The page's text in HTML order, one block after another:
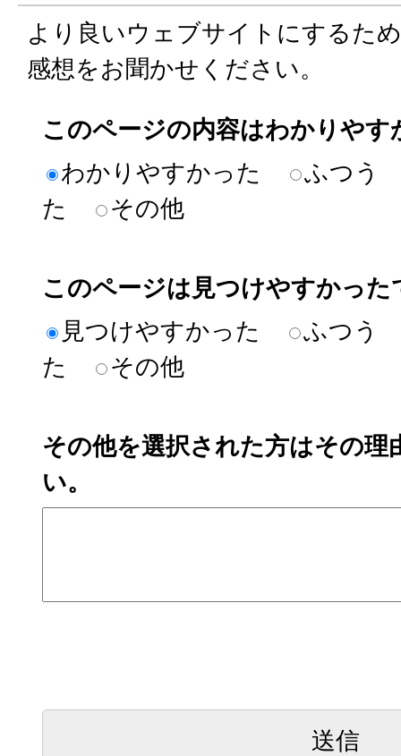
より良いウェブサイトにするた
感想をお聞かせください。
このページの内容はわかりやす
わかりやすかった
ふつう
た
その他
このページは見つけやすかった
見つけやすかった
ふつう
た
その他
その他を選択された方はその理
い。